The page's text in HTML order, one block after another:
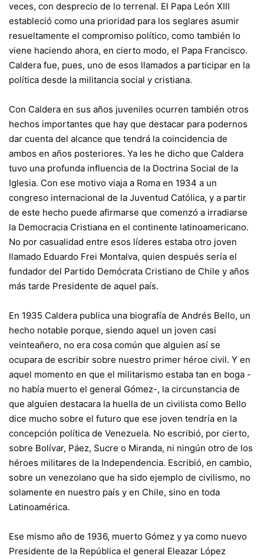
veces, con desprecio de lo terrenal. El Papa León XIII
estableció como una prioridad para los seglares asumir
resueltamente el compromiso político, como también lo
viene haciendo ahora, en cierto modo, el Papa Francisco.
Caldera fue, pues, uno de esos llamados a participar en la
política desde la militancia social y cristiana.
Con Caldera en sus años juveniles ocurren también otros
hechos importantes que hay que destacar para podernos
dar cuenta del alcance que tendrá la coincidencia de
ambos en años posteriores. Ya les he dicho que Caldera
tuvo una profunda influencia de la Doctrina Social de la
Iglesia. Con ese motivo viaja a Roma en 1934 a un
congreso internacional de la Juventud Católica, y a partir
de este hecho puede afirmarse que comenzó a irradiarse
la Democracia Cristiana en el continente latinoamericano.
No por casualidad entre esos líderes estaba otro joven
llamado Eduardo Frei Montalva, quien después sería el
fundador del Partido Demócrata Cristiano de Chile y años
más tarde Presidente de aquel país.
En 1935 Caldera publica una biografía de Andrés Bello, un
hecho notable porque, siendo aquel un joven casi
veinteañero, no era cosa común que alguien así se
ocupara de escribir sobre nuestro primer héroe civil. Y en
aquel momento en que el militarismo estaba tan en boga -
no había muerto el general Gómez-, la circunstancia de
que alguien destacara la huella de un civilista como Bello
dice mucho sobre el futuro que ese joven tendría en la
concepción política de Venezuela. No escribió, por cierto,
sobre Bolívar, Páez, Sucre o Miranda, ni ningún otro de los
héroes militares de la Independencia. Escribió, en cambio,
sobre un venezolano que ha sido ejemplo de civilismo, no
solamente en nuestro país y en Chile, sino en toda
Latinoamérica.
Ese mismo año de 1936, muerto Gómez y ya como nuevo
Presidente de la República el general Eleazar López